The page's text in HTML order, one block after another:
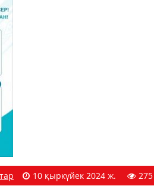
10 қыркүйек 2024 ж. 275